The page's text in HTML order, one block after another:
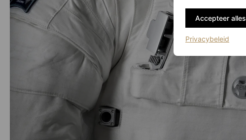
Accepteer alles
Privacybeleid